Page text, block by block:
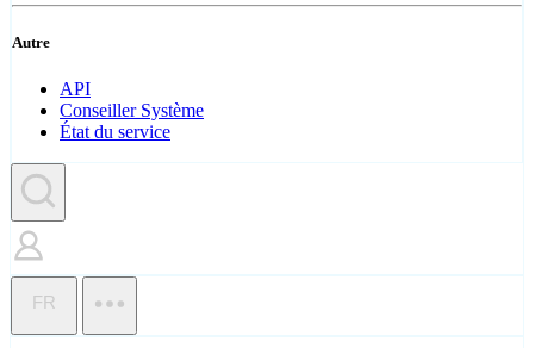
Autre
API
Conseiller Système
État du service
FR